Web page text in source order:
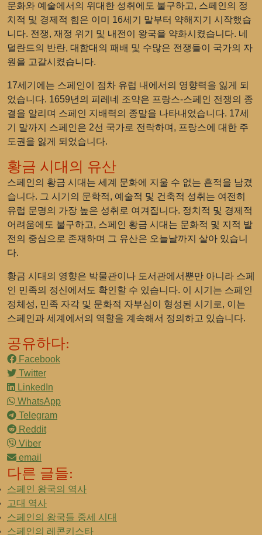
문화와 예술에서의 위대한 성취에도 불구하고, 스페인의 정
치적 및 경제적 힘은 이미 16세기 말부터 약해지기 시작했습
니다. 전쟁, 재정 위기 및 내전이 왕국을 약화시켰습니다. 네
덜란드의 반란, 대함대의 패배 및 수많은 전쟁들이 국가의 자
원을 고갈시켰습니다.
17세기에는 스페인이 점차 유럽 내에서의 영향력을 잃게 되
었습니다. 1659년의 피레네 조약은 프랑스-스페인 전쟁의 종
결을 알리며 스페인 지배력의 종말을 나타내었습니다. 17세
기 말까지 스페인은 2선 국가로 전락하며, 프랑스에 대한 주
도권을 잃게 되었습니다.
황금 시대의 유산
스페인의 황금 시대는 세계 문화에 지울 수 없는 흔적을 남겼
습니다. 그 시기의 문학적, 예술적 및 건축적 성취는 여전히
유럽 문명의 가장 높은 성취로 여겨집니다. 정치적 및 경제적
어려움에도 불구하고, 스페인 황금 시대는 문화적 및 지적 발
전의 중심으로 존재하며 그 유산은 오늘날까지 살아 있습니
다.
황금 시대의 영향은 박물관이나 도서관에서뿐만 아니라 스페
인 민족의 정신에서도 확인할 수 있습니다. 이 시기는 스페인
정체성, 민족 자각 및 문화적 자부심이 형성된 시기로, 이는
스페인과 세계에서의 역할을 계속해서 정의하고 있습니다.
공유하다:
Facebook
Twitter
LinkedIn
WhatsApp
Telegram
Reddit
Viber
email
다른 글들:
스페인 왕국의 역사
고대 역사
스페인의 왕국들 중세 시대
스페인의 레콘키스타